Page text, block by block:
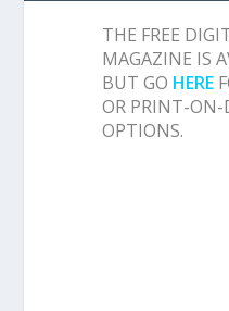
THE FREE
MAGAZINE IS
BUT GO HERE
OR PRINT-
OPTIONS.